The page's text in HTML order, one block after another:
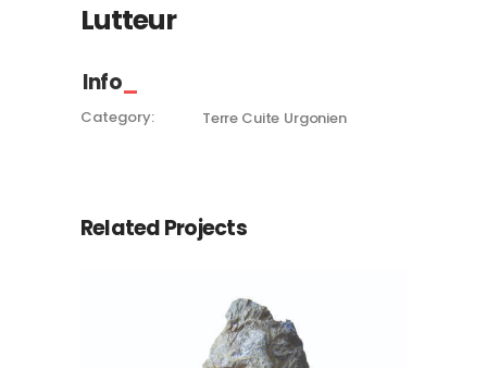
Lutteur
Info
Category: Terre Cuite Urgonien
Related Projects